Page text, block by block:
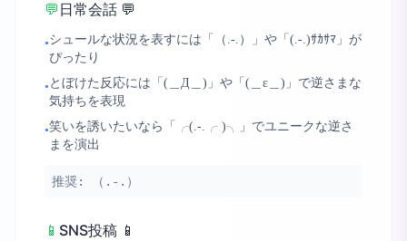
💬 日常会話 💬
•シュールな状況を表すには「（.-.）」や「(.-.)ｻｶｻﾏ」が
ぴったり
• とぼけた反応には「(＿Д＿)」や「(＿ε＿)」で逆さまな
気持ちを表現
•笑いを誘いたいなら「╭(.-.╭ )╮」でユニークな逆さ
まを演出
推奨: （.-.）
📱 SNS投稿 📱